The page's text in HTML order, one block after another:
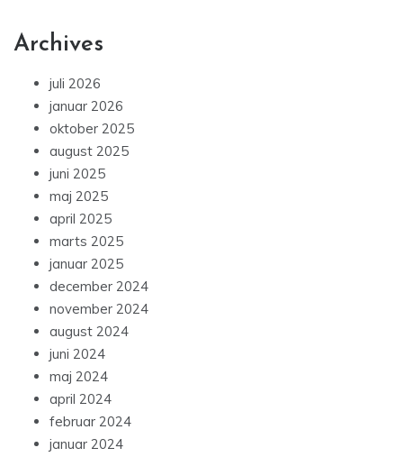
Archives
juli 2026
januar 2026
oktober 2025
august 2025
juni 2025
maj 2025
april 2025
marts 2025
januar 2025
december 2024
november 2024
august 2024
juni 2024
maj 2024
april 2024
februar 2024
januar 2024